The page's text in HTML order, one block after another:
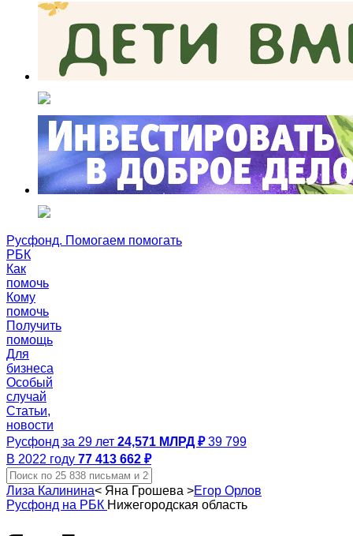
Русфонд. Помогаем помогать
РБК
Как
помочь
Кому
помочь
Получить
помощь
Для
бизнеса
Особый
случай
Статьи,
новости
Русфонд за 29 лет 24,571 МЛРД ₽ 39 799
В 2022 году 77 413 662 ₽
Лиза Калинина< Яна Грошева >Егор Орлов
Русфонд на РБК Нижегородская область